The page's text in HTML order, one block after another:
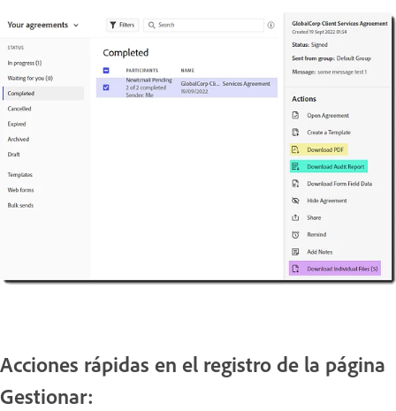
Acciones rápidas en el registro de la página
Gestionar: